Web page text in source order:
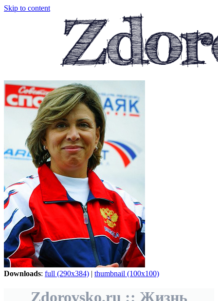
Skip to content
Downloads: full (290x384) | thumbnail (100x100)
Zdorovsko.ru :: Жизнь